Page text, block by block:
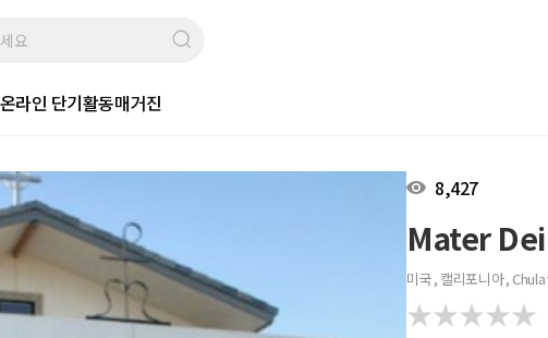
온라인 단기활동매거진
8,427
Mater
미국 , 캘리포니아 ,